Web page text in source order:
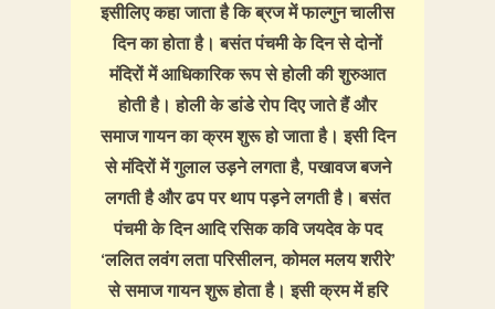
इसीलिए कहा जाता है कि ब्रज में फाल्गुन चालीस
दिन का होता है। बसंत पंचमी के दिन से दोनों
मंदिरों में आधिकारिक रूप से होली की शुरुआत
होती है। होली के डांडे रोप दिए जाते हैं और
समाज गायन का क्रम शुरू हो जाता है। इसी दिन
से मंदिरों में गुलाल उड़ने लगता है, पखावज बजने
लगती है और ढप पर थाप पड़ने लगती है। बसंत
पंचमी के दिन आदि रसिक कवि जयदेव के पद
‘ललित लवंग लता परिसीलन, कोमल मलय शरीरे’
से समाज गायन शुरू होता है। इसी क्रम में हरि